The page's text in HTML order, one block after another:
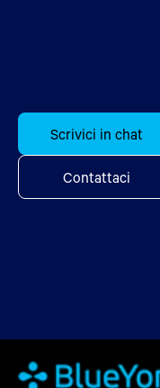
Scrivici in chat
Contattaci